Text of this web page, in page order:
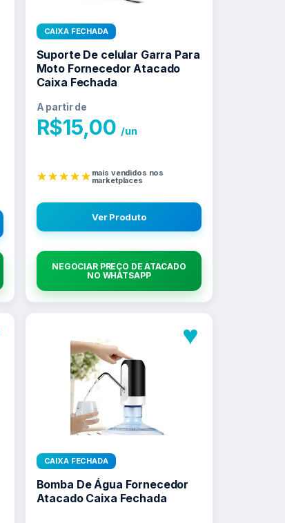
CAIXA FECHADA
Suporte De celular Garra Para
Moto Fornecedor Atacado
Caixa Fechada
A partir de
R$15,00 /un
★★★★★mais vendidos nos
marketplaces
Ver Produto
NEGOCIAR PREÇO DE ATACADO
NO WHATSAPP
♥
CAIXA FECHADA
Bomba De Água Fornecedor
Atacado Caixa Fechada